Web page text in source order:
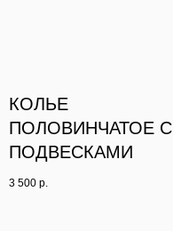
КОЛЬЕ
ПОЛОВИНЧАТОЕ С
ПОДВЕСКАМИ
3 500 р.